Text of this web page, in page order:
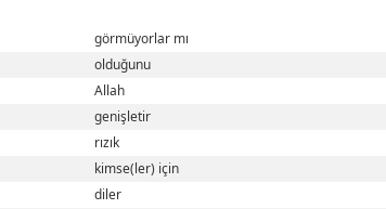
görmüyorlar mı
olduğunu
Allah
genişletir
rızık
kimse(ler) için
diler